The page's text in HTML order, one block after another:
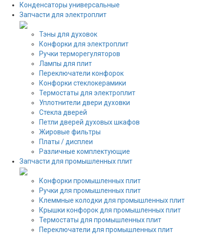
Конденсаторы универсальные
Запчасти для электроплит
Тэны для духовок
Конфорки для электроплит
Ручки терморегуляторов
Лампы для плит
Переключатели конфорок
Конфорки стеклокерамики
Термостаты для электроплит
Уплотнители двери духовки
Стекла дверей
Петли дверей духовых шкафов
Жировые фильтры
Платы / дисплеи
Различные комплектующие
Запчасти для промышленных плит
Конфорки промышленных плит
Ручки для промышленных плит
Клеммные колодки для промышленных плит
Крышки конфорок для промышленных плит
Термостаты для промышленных плит
Переключатели для промышленных плит